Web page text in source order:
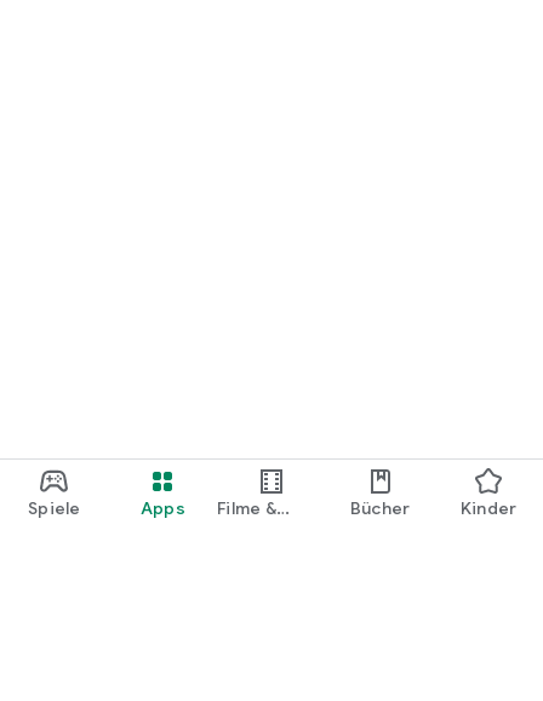
Spiele Apps
Filme &
Bücher Kinder